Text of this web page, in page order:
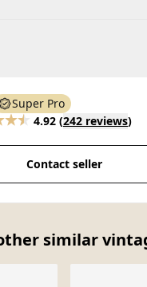
Super Pro
4.92 (242 reviews)
Contact seller
similar